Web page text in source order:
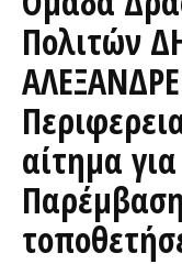
Πολιτών
αίτημα